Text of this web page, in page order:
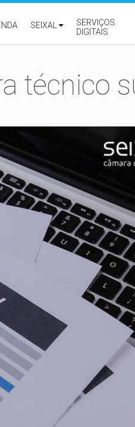
SEIXAL
SERVIÇOS
DIGITAIS
técnico